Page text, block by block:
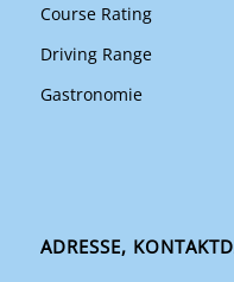
Course Rating
Driving Range
Gastronomie
ADRESSE,